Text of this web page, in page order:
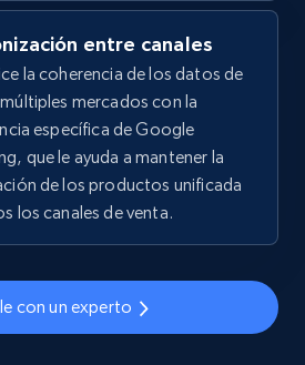
on products using
Seller name, Seller rating,
Root category, and
Comenzar ahora
from shops on eBay
Seller name, Seller rating,
entre canales
la coherencia de los datos de
múltiples mercados con la
específica de Google
que le ayuda a mantener la
de los productos unificada
los canales de venta.
con un experto